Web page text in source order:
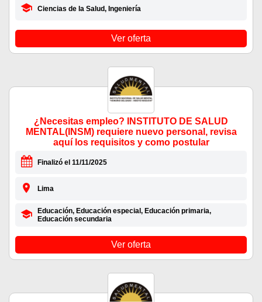
Ciencias de la Salud, Ingeniería
Ver oferta
¿Necesitas empleo? INSTITUTO DE SALUD
MENTAL(INSM) requiere nuevo personal, revisa
aquí los requisitos y como postular
Finalizó el 11/11/2025
Lima
Educación, Educación especial, Educación primaria,
Educación secundaria
Ver oferta